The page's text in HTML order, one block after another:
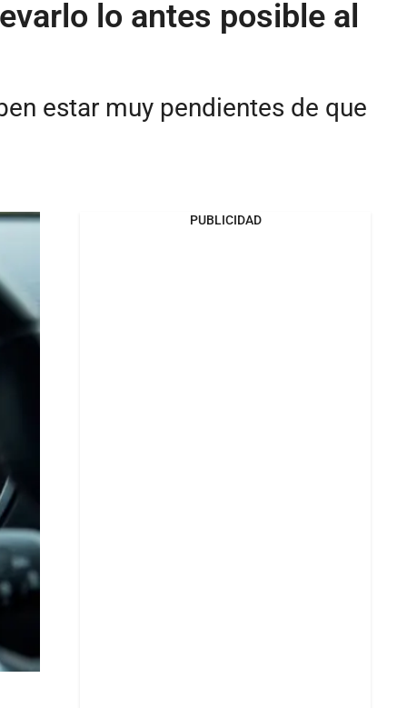
lo antes posible al
estar muy pendientes de que
PUBLICIDAD